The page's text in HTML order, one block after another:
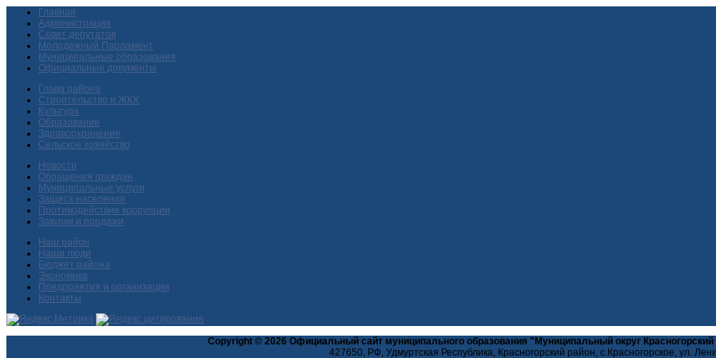
Главная
Администрация
Совет депутатов
Молодежный Парламент
Муниципальные образования
Официальные документы
Глава района
Строительство и ЖКХ
Культура
Образование
Здравоохранение
Сельское хозяйство
Новости
Обращения граждан
Муниципальные услуги
Защита населения
Противодействие коррупции
Закупки и продажи
Наш район
Наши люди
Бюджет района
Экономика
Предприятия и организации
Контакты
Copyright © 2026 Официальный сайт муниципального образования "Муниципальный округ
427650, РФ, Удмуртская Республика, Красногорский район, с.Красногорское, ул.